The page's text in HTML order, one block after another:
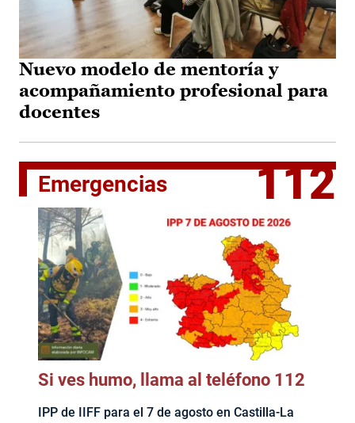
Nuevo modelo de mentoría y
acompañamiento profesional para
docentes
Emergencias 112
Si ves humo, llama al teléfono 112
IPP de IIFF para el 7 de agosto en Castilla-La